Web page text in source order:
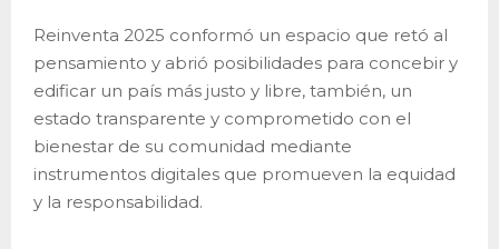
Reinventa 2025 conformó un espacio que retó al
pensamiento y abrió posibilidades para concebir y
edificar un país más justo y libre, también, un
estado transparente y comprometido con el
bienestar de su comunidad mediante
instrumentos digitales que promueven la equidad
y la responsabilidad.